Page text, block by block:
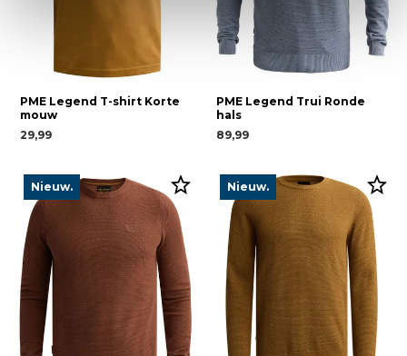
PME Legend T-shirt Korte
mouw
29,99
PME Legend Trui Ronde
hals
89,99
Nieuw. Nieuw.